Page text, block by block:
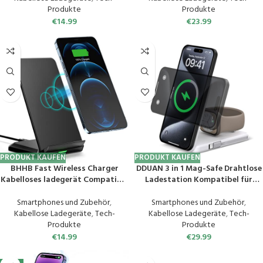
Galaxy S23 S22 Note/Pixel/LG
G8/Xperia/Lumia/OnePlus
Produkte
€14.99
Pro 12 11 XS Max XR X 8 Plus
Produkte
€23.99
PRODUKT KAUFEN
BHHB Fast Wireless Charger
Kabelloses ladegerät Compatible
Max XR X 8 Plus, Samsung Galaxy
S23 S22 S21 S10 Handy Qi Induktive
Ladestation
Smartphones und Zubehör,
Kabellose Ladegeräte,Tech-
Produkte
€14.99
PRODUKT KAUFEN
DDUAN 3 in 1 Mag-Safe Drahtlose
Ladestation Kompatibel für
Schnellladegerät Stand, 5000mAh
Battery Pack USB C Power Bank
mit 20W PD Adapter (Weiß)
Smartphones und Zubehör,
Kabellose Ladegeräte,Tech-
Produkte
€29.99